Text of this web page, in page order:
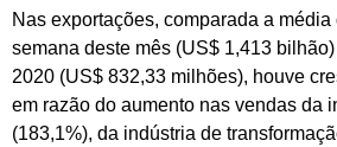
Nas exportações, comparada a
semana deste mês (US$ 1,413
2020 (US$ 832,33 milhões), houve
em razão do aumento nas vendas da
(183,1%), da indústria de